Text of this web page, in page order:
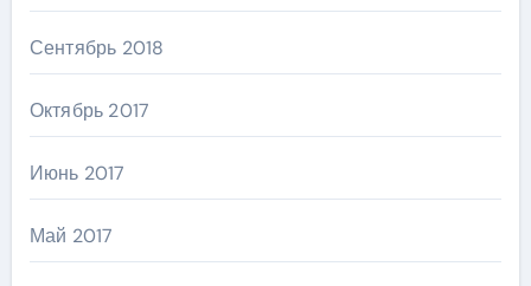
Сентябрь 2018
Октябрь 2017
Июнь 2017
Май 2017